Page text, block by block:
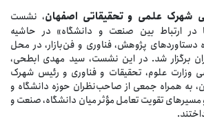
شهرک علمی و تحقیقاتی اصفهان، نشست
ارتباط بین صنعت و دانشگاه» در حاشیه
پژوهش، فناوری و فن‌بازار، در محل
برگزار شد. در این نشست، سید مهدی ابطحی،
علوم، تحقیقات و فناوری و رئیس شهرک
به همراه جمعی از صاحب‌نظران حوزه دانشگاه و
تقویت تعامل مؤثر میان دانشگاه، صنعت و